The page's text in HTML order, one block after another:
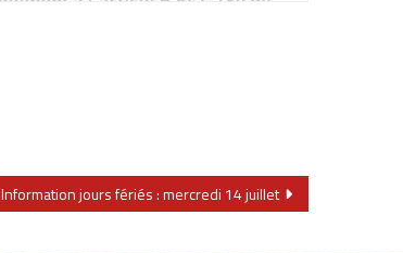
Information jours fériés : mercredi 14 juillet